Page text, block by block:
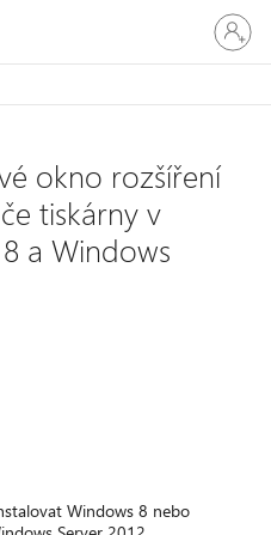
Přihlaste
se
ke
účtu
okno rozšíření
tiskárny v
a Windows
Windows 8 nebo